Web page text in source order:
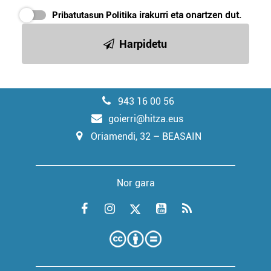
Pribatutasun Politika irakurri eta onartzen dut.
Harpidetu
943 16 00 56
goierri@hitza.eus
Oriamendi, 32 – BEASAIN
Nor gara